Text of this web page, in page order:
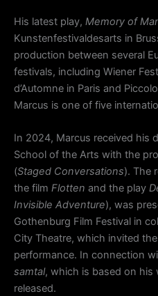
His latest play, Memory of
Kunstenfestivaldesarts in
production between several
festivals, including Wiener
d’Automne in Paris and
Marcus is one of five
In 2024, Marcus received his
School of the Arts with the
(Staged Conversations). The
the film Flotten and the play
Invisible Adventure), was
Gothenburg Film Festival in
City Theatre, which invited
performance. In connection
samtal, which is based on his
released.